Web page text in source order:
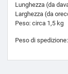
Lunghezza (da
Larghezza (da
Peso: circa 1,5 kg
Peso di